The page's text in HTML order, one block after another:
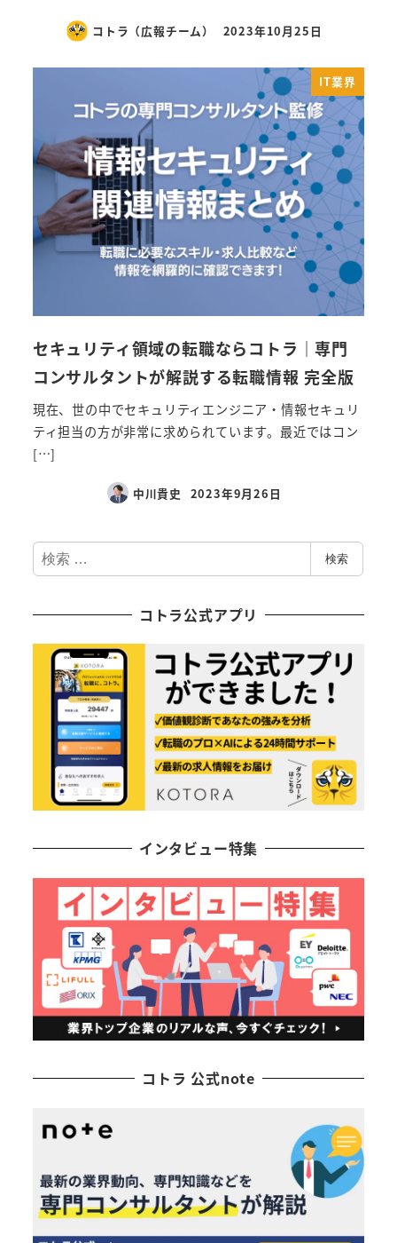
コトラ（広報チーム） 2023年10月25日
IT業界
セキュリティ領域の転職ならコトラ｜専門
コンサルタントが解説する転職情報 完全版
現在、世の中でセキュリティエンジニア・情報セキュリ
ティ担当の方が非常に求められています。最近ではコン
[…]
中川貴史 2023年9月26日
検
索
検索
コトラ公式アプリ
インタビュー特集
コトラ 公式note